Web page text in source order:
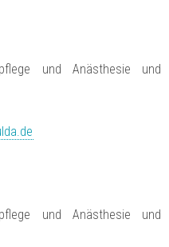
und Anästhesie und
und Anästhesie und